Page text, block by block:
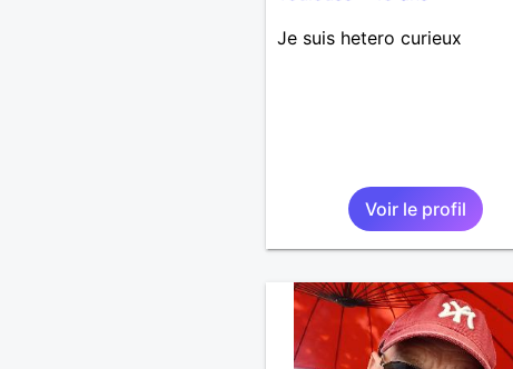
Je suis hetero curieux
Voir le profil